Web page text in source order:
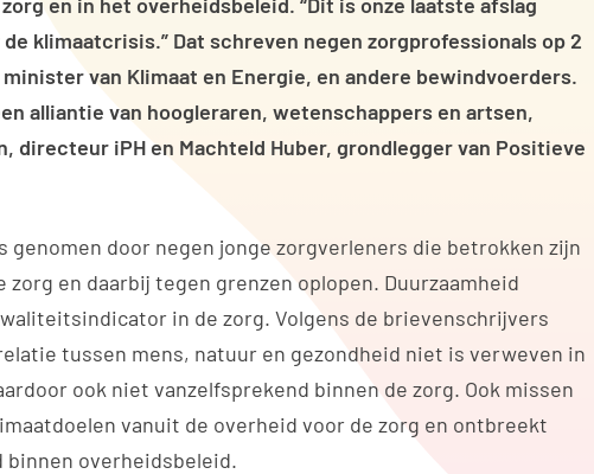
klimaatcrisis.” Dat schreven negen zorgprofessionals op 2
van Klimaat en Energie, en andere bewindvoerders.
alliantie van hoogleraren, wetenschappers en artsen,
directeur iPH en Machteld Huber, grondlegger van Positieve
door negen jonge zorgverleners die betrokken zijn
zorg en daarbij tegen grenzen oplopen. Duurzaamheid
in de zorg. Volgens de brievenschrijvers
tussen mens, natuur en gezondheid niet is verweven in
ook niet vanzelfsprekend binnen de zorg. Ook missen
vanuit de overheid voor de zorg en ontbreekt
overheidsbeleid.